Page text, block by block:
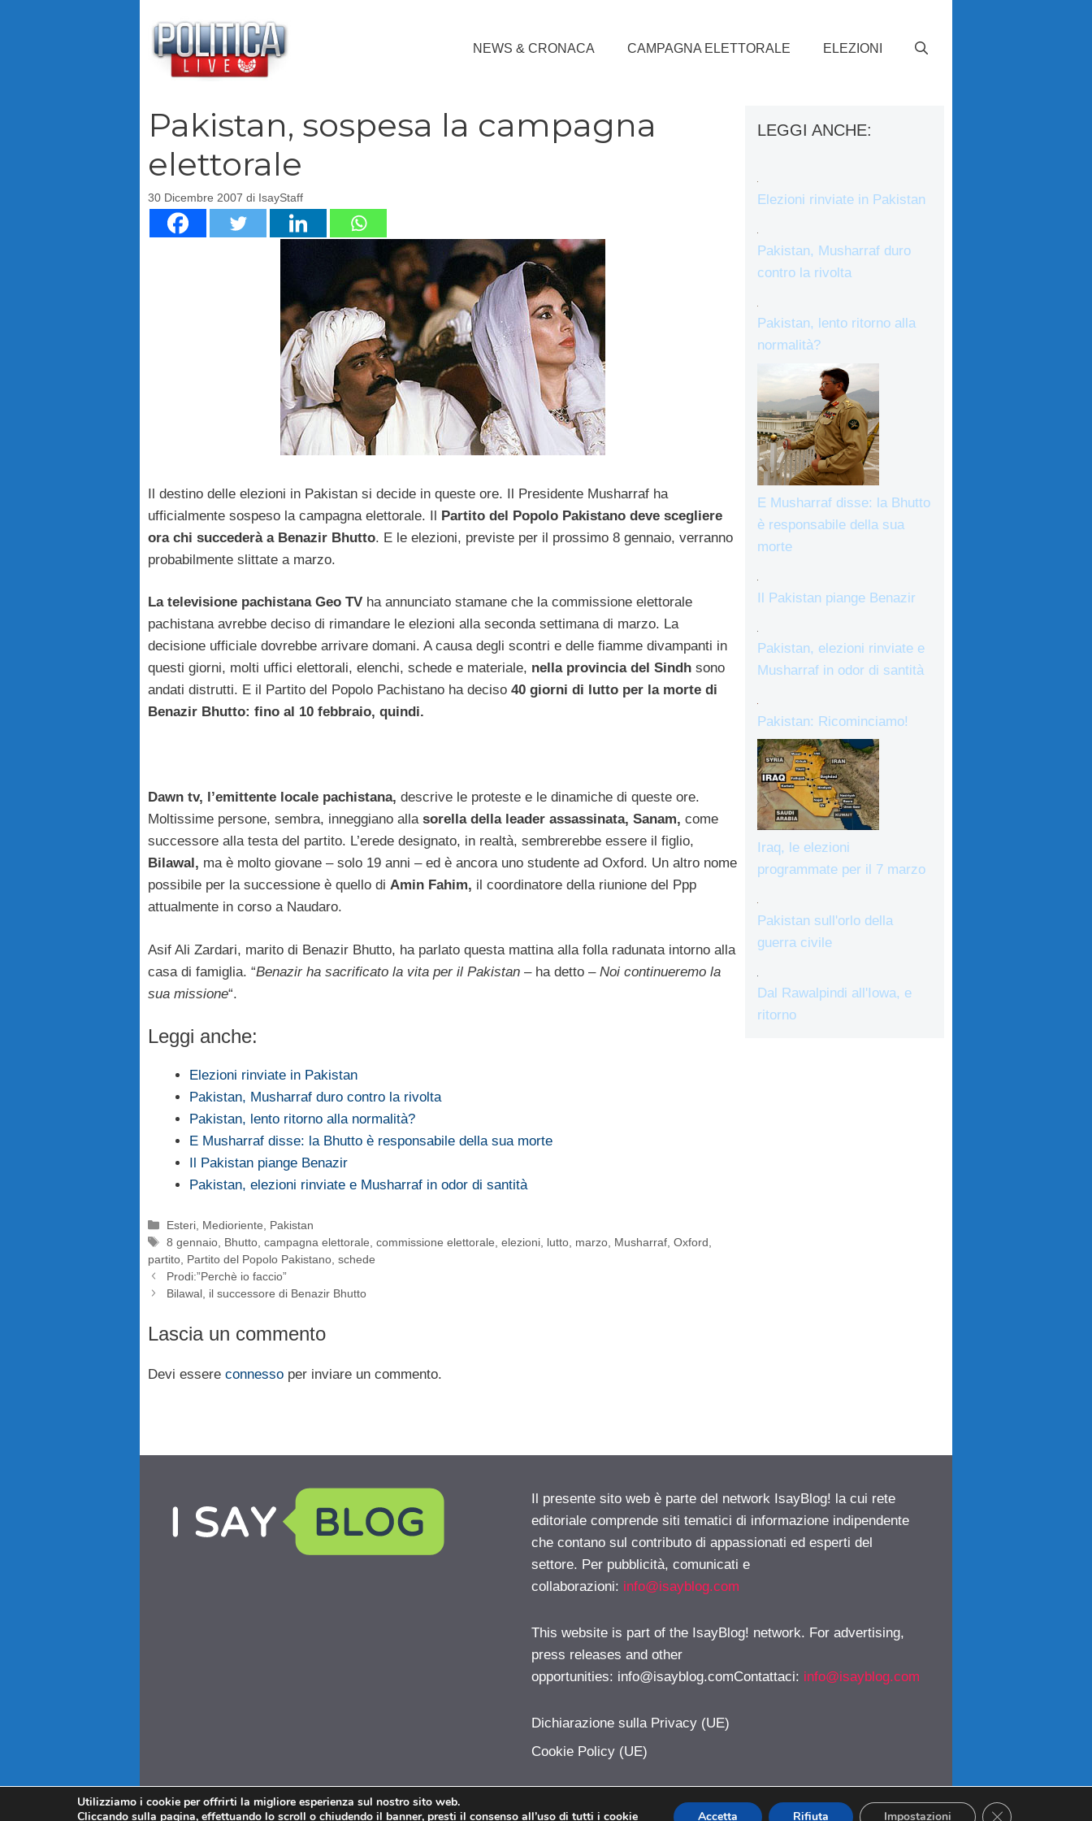
NEWS & CRONACA CAMPAGNA ELETTORALE ELEZIONI
Pakistan, sospesa la campagna
elettorale
30 Dicembre 2007 di IsayStaff
Il destino delle elezioni in Pakistan si decide in queste ore. Il Presidente Musharraf ha
ufficialmente sospeso la campagna elettorale. Il Partito del Popolo Pakistano deve scegliere
ora chi succederà a Benazir Bhutto. E le elezioni, previste per il prossimo 8 gennaio, verranno
probabilmente slittate a marzo.
La televisione pachistana Geo TV ha annunciato stamane che la commissione elettorale
pachistana avrebbe deciso di rimandare le elezioni alla seconda settimana di marzo. La
decisione ufficiale dovrebbe arrivare domani. A causa degli scontri e delle fiamme divampanti in
questi giorni, molti uffici elettorali, elenchi, schede e materiale, nella provincia del Sindh sono
andati distrutti. E il Partito del Popolo Pachistano ha deciso 40 giorni di lutto per la morte di
Benazir Bhutto: fino al 10 febbraio, quindi.
Dawn tv, l’emittente locale pachistana, descrive le proteste e le dinamiche di queste ore.
Moltissime persone, sembra, inneggiano alla sorella della leader assassinata, Sanam, come
successore alla testa del partito. L’erede designato, in realtà, sembrerebbe essere il figlio,
Bilawal, ma è molto giovane – solo 19 anni – ed è ancora uno studente ad Oxford. Un altro nome
possibile per la successione è quello di Amin Fahim, il coordinatore della riunione del Ppp
attualmente in corso a Naudaro.
Asif Ali Zardari, marito di Benazir Bhutto, ha parlato questa mattina alla folla radunata intorno alla
casa di famiglia. “Benazir ha sacrificato la vita per il Pakistan – ha detto – Noi continueremo la
sua missione“.
Leggi anche:
Elezioni rinviate in Pakistan
Pakistan, Musharraf duro contro la rivolta
Pakistan, lento ritorno alla normalità?
E Musharraf disse: la Bhutto è responsabile della sua morte
Il Pakistan piange Benazir
Pakistan, elezioni rinviate e Musharraf in odor di santità
Categorie
Esteri Medioriente
Pakistan
Tag
8 gennaio Bhutto ,campagna elettorale ,commissione elettorale ,elezioni lutto marzo Musharraf ,Oxford
partito Partito del Popolo Pakistano schede
Prodi:”Perchè io faccio”
Bilawal, il successore di Benazir Bhutto
Lascia un commento
Devi essere connesso per inviare un commento.
LEGGI ANCHE:
Elezioni rinviate in Pakistan
Pakistan, Musharraf duro
contro la rivolta
Pakistan, lento ritorno alla
normalità?
E Musharraf disse: la Bhutto
è responsabile della sua
morte
Il Pakistan piange Benazir
Pakistan, elezioni rinviate e
Musharraf in odor di santità
Pakistan: Ricominciamo!
Iraq, le elezioni
programmate per il 7 marzo
Pakistan sull'orlo della
guerra civile
Dal Rawalpindi all'Iowa, e
ritorno
Il presente sito web è parte del network IsayBlog! la cui rete
editoriale comprende siti tematici di informazione indipendente
che contano sul contributo di appassionati ed esperti del
settore. Per pubblicità, comunicati e
collaborazioni: info@isayblog.com
This website is part of the IsayBlog! network. For advertising,
press releases and other
opportunities: info@isayblog.comContattaci: info@isayblog.com
Dichiarazione sulla Privacy (UE)
Cookie Policy (UE)
Utilizziamo i cookie per offrirti la migliore esperienza sul nostro sito web.
Cliccando sulla pagina, effettuando lo scroll o chiudendo il banner, presti il consenso all’uso di tutti i cookie
Accetta Rifiuta Impostazioni CLOSE GDPR